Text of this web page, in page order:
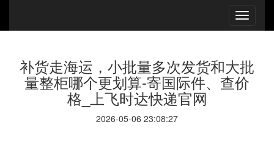
补货走海运，小批量多次发货和大批
量整柜哪个更划算-寄国际件、查价
格_上飞时达快递官网
2026-05-06 23:08:27